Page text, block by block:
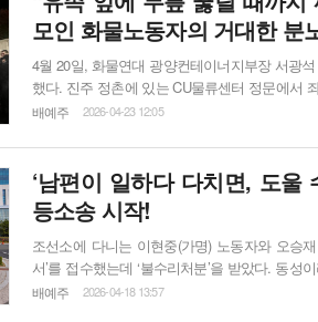
모인 화물노동자의 거대한 분
4월 20일, 화물연대 광양컨테이너지부장 서광
했다. 진주 정촌에 있는 CU물류센터 정문에서
로였을 테다. 하지만 지금은 CU원청 자본과 정부
었다. 현장에 도착한 4월 20일 자정께부터 21일
배예주 2026-04-23 12:05
‘남편이 일하다 다치면, 도울
등소송 시작!
조선소에 다니는 이현중(가명) 노동자와 오승
서’를 접수했는데 ‘불수리처분’을 받았다. 동
일터와 사회에서 노동자를 향한 차별에 대항하
배예주 2026-04-18 13:57